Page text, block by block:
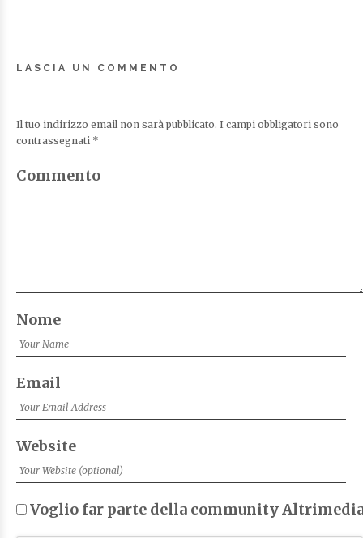
LASCIA UN COMMENTO
Il tuo indirizzo email non sarà pubblicato. I campi obbligatori sono
contrassegnati *
Commento
Nome
Email
Website
Voglio far parte della community